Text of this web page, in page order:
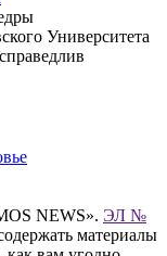
Университета
NEWS». ЭЛ №
материалы